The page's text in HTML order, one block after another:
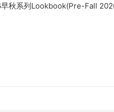
秋系列Lookbook(Pre-Fall